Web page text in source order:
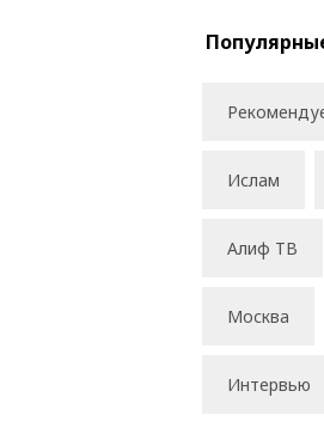
Ислам
Алиф ТВ
Москва
Интервью